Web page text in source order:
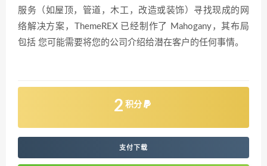
服务（如屋顶，管道，木工，改造或装饰）寻找现成的网
络解决方案，ThemeREX 已经制作了 Mahogany，其布局
包括 您可能需要将您的公司介绍给潜在客户的任何事情。
2 积分
支付下载